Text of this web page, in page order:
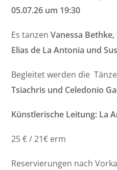
05.07.26 um 19:30
Es tanzenVanessa
Elias de La Antonia und
Begleitet werden die
Tsiachris und Celedonio
Künstlerische Leitung: La
25 € / 21€ erm
Reservierungen nach